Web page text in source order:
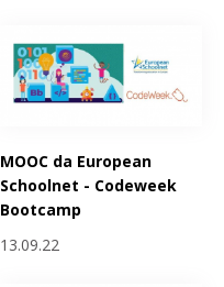
MOOC da European
Schoolnet - Codeweek
Bootcamp
13.09.22